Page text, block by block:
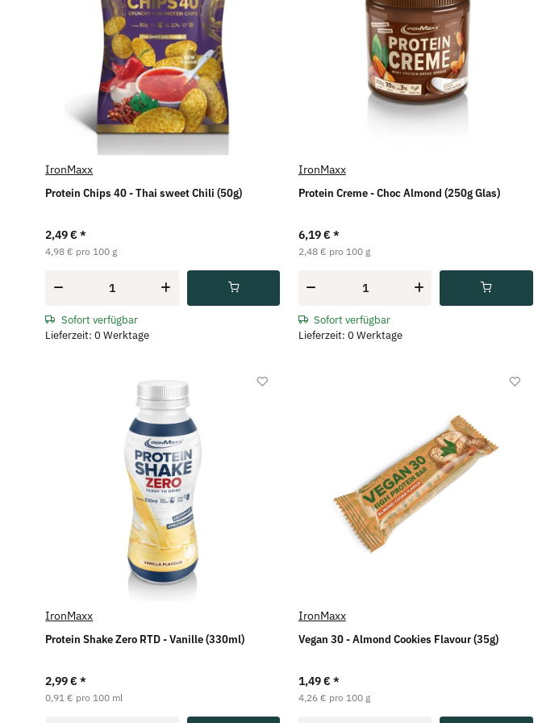
IronMaxx
Protein Chips 40 - Thai sweet Chili (50g)
2,49 €*
4,98 € pro 100 g
Sofort verfügbar
Lieferzeit: 0 Werktage
IronMaxx
Protein Creme - Choc Almond (250g Glas)
6,19 € *
2,48 € pro 100 g
Sofort verfügbar
Lieferzeit: 0 Werktage
IronMaxx
Protein Shake Zero RTD - Vanille (330ml)
2,99 €*
0,91 € pro 100 ml
IronMaxx
Vegan 30 - Almond Cookies Flavour (35g)
1,49 € *
4,26 € pro 100 g